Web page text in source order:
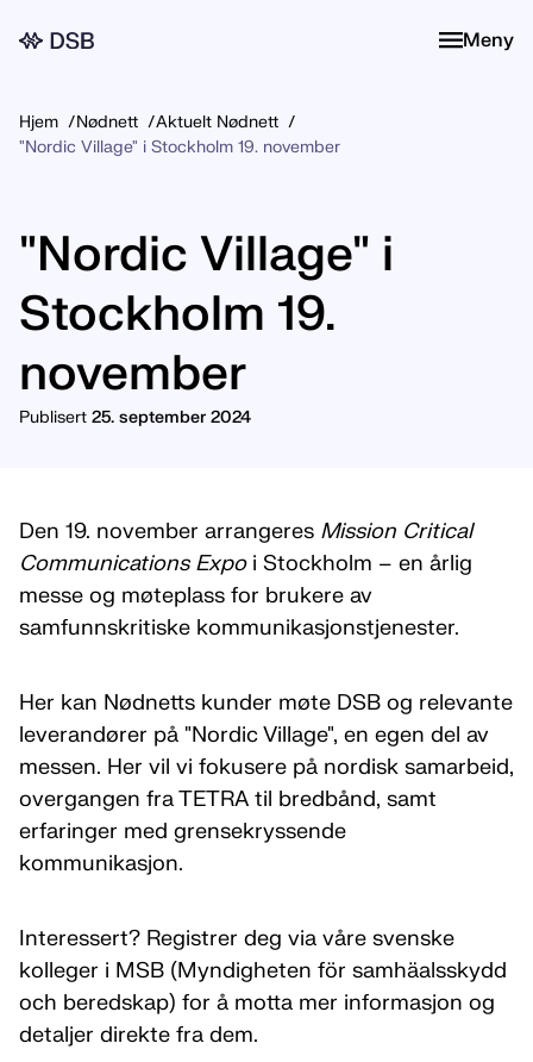
Meny
Meny
Hjem Nødnett
Aktuelt Nødnett
"Nordic Village" i Stockholm 19. november
"Nordic Village" i
Stockholm 19.
november
Publisert 25. september 2024
Den 19. november arrangeres Mission Critical
Communications Expoi Stockholm – en årlig
messe og møteplass for brukere av
samfunnskritiske kommunikasjonstjenester.
Her kan Nødnetts kunder møte DSB og relevante
leverandører på "Nordic Village", en egen del av
messen. Her vil vi fokusere på nordisk samarbeid,
overgangen fra TETRA til bredbånd, samt
erfaringer med grensekryssende
kommunikasjon.
Interessert? Registrer deg via våre svenske
kolleger i MSB (Myndigheten för samhäalsskydd
och beredskap) for å motta mer informasjon og
detaljer direkte fra dem.